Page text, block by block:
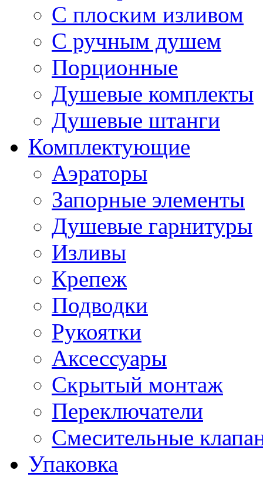
С плоским изливом
С ручным душем
Порционные
Душевые комплекты
Душевые штанги
Комплектующие
Аэраторы
Запорные элементы
Душевые гарнитуры
Изливы
Крепеж
Подводки
Рукоятки
Аксессуары
Скрытый монтаж
Переключатели
Смесительные
Упаковка